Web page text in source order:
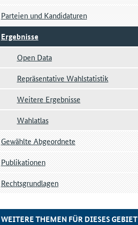
Parteien und Kandidaturen
Ergebnisse
Open Data
Repräsentative Wahlstatistik
Weitere Ergebnisse
Wahlatlas
Gewählte Abgeordnete
Publikationen
Rechtsgrundlagen
WEITERE THEMEN FÜR DIESES GEBIET